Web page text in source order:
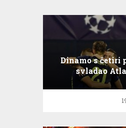
Dinamo s četiri
svladao